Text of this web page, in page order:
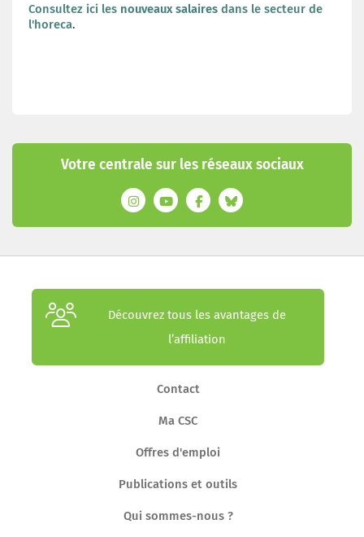
Consultez ici les nouveaux salaires dans le secteur de
l'horeca.
Votre centrale sur les réseaux sociaux
Découvrez tous les avantages de
l’affiliation
Contact
Ma CSC
Offres d'emploi
Publications et outils
Qui sommes-nous ?